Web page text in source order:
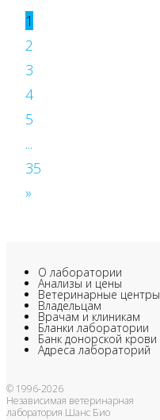
1
2
3
4
5
...
35
»
О лаборатории
Анализы и цены
Ветеринарные центры
Владельцам
Врачам и клиникам
Бланки лаборатории
Банк донорской крови
Адреса лабораторий
© 1996-2026
Независимая ветеринарная
лаборатория Шанс Био